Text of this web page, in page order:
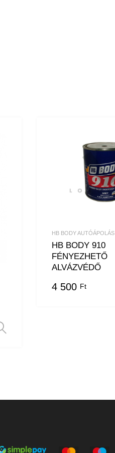
HB BODY AUTÓÁPOLÁS
HB BODY 910
FÉNYEZHETŐ
ALVÁZVÉDŐ
4 500 Ft